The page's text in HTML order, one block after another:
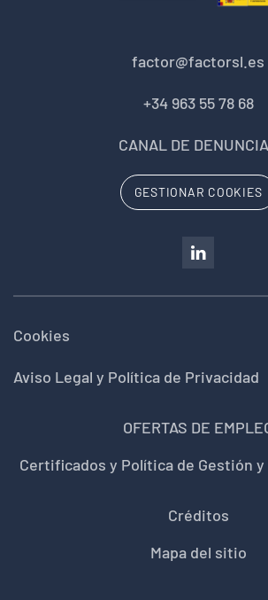
factor@factorsl.es
+34 963 55 78 68
CANAL DE
GESTIONAR COOKIES
Cookies
Aviso Legal y Política de Privacidad
OFERTAS DE
Certificados y Política de Gestión
Créditos
Mapa del sitio